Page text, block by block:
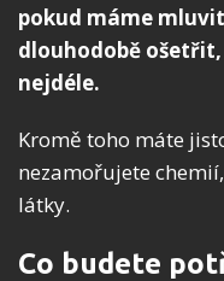
pokud máme
dlouhodobě
nejdéle.
Kromě toho máte
nezamořujete
látky.
Co budete